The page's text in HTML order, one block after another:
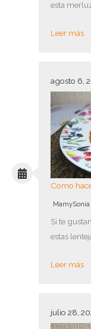
esta
Leer más
agosto 6,
Como
MamySonia
Si te
estas
Leer más
julio 28,